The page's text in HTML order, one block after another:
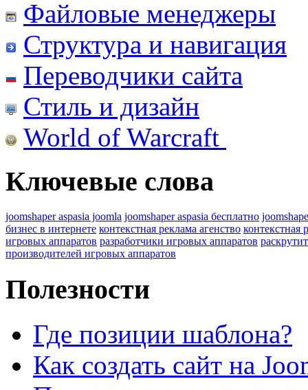
Файловые менеджеры
Структура и навигация
Переводчики сайта
Стиль и дизайн
World of Warcraft
Ключевые слова
joomshaper aspasia joomla joomshaper aspasia бесплатно
бизнес в интернете контекстная реклама агенство контекстная
игровых аппаратов разработчики игровых аппаратов
производителей игровых аппаратов
Полезности
Где позиции шаблона?
Как создать сайт на